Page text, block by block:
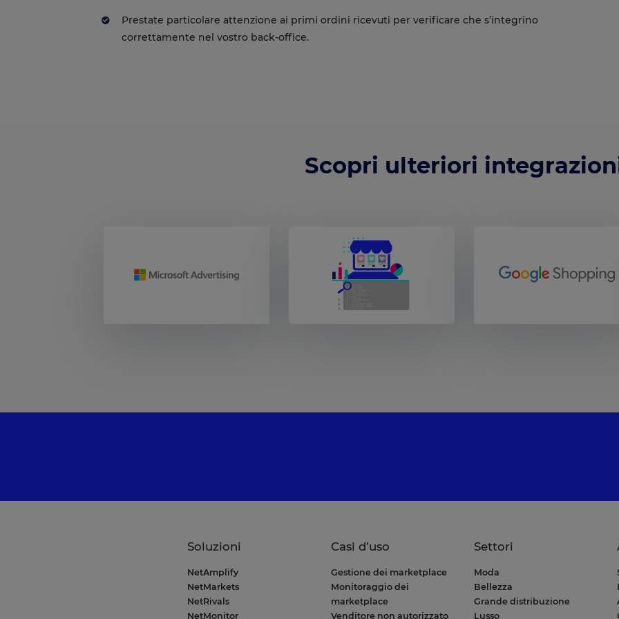
Prestate particolare attenzione ai primi ordini ricevuti per verificare che s’integrino
correttamente nel vostro back-office.
Scopri ulteriori
Soluzioni
NetAmplify
NetMarkets
NetRivals
NetMonitor
Casi d’uso
Gestione dei marketplace
Monitoraggio dei
marketplace
Venditore non autorizzato
Settori
Moda
Bellezza
Grande distribuzione
Lusso